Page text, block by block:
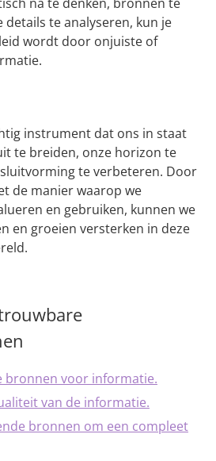
te analyseren, kun je
wordt door onjuiste of
instrument dat ons in staat
te breiden, onze horizon te
te verbeteren. Door
de manier waarop we
en gebruiken, kunnen we
en groeien versterken in deze
bronnen voor informatie.
van de informatie.
bronnen om een compleet